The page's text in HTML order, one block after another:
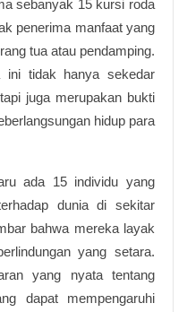
sebanyak 15 kursi roda
penerima manfaat yang
tua atau pendamping.
ini tidak hanya sekedar
juga merupakan bukti
hidup para
ada 15 individu yang
dunia di sekitar
bahwa mereka layak
yang setara.
yang nyata tentang
dapat mempengaruhi